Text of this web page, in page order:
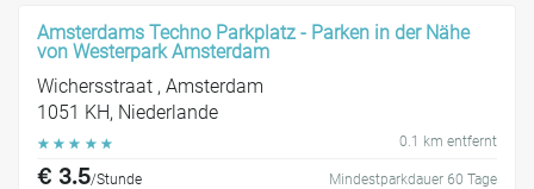
Amsterdams Techno Parkplatz - Parken in der Nähe
von Westerpark Amsterdam
Wichersstraat , Amsterdam
1051 KH, Niederlande
☆ ☆ ☆ ☆ ☆ 0.1 km entfernt
€ 3.5/Stunde Mindestparkdauer 60 Tage